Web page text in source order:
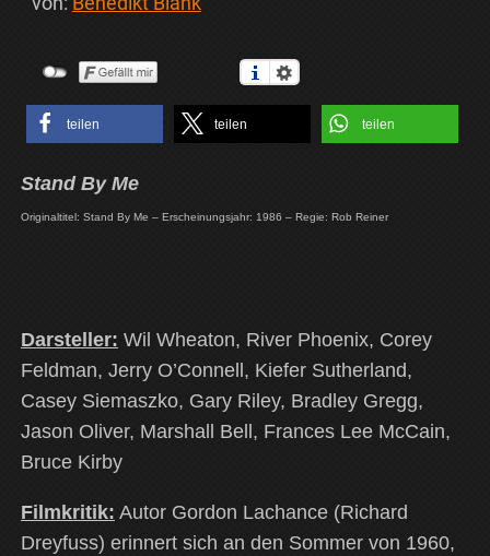
teilen teilen teilen
Stand By Me
Originaltitel: Stand By Me – Erscheinungsjahr: 1986 – Regie: Rob Reiner
Darsteller: Wil Wheaton, River Phoenix, Corey
Feldman, Jerry O’Connell, Kiefer Sutherland,
Casey Siemaszko, Gary Riley, Bradley Gregg,
Jason Oliver, Marshall Bell, Frances Lee McCain,
Bruce Kirby
Filmkritik: Autor Gordon Lachance (Richard
Dreyfuss) erinnert sich an den Sommer von 1960,